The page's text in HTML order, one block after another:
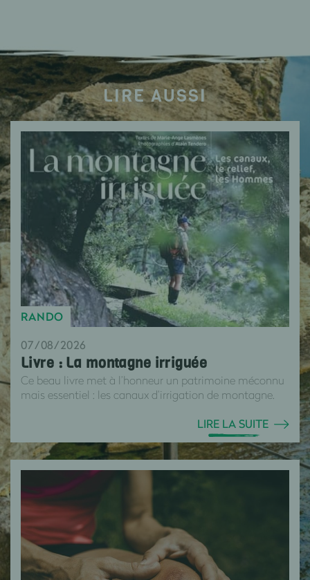
LIRE AUSSI
RANDO
07/08/2026
Livre : La montagne irriguée
Ce beau livre met à l’honneur un patrimoine méconnu
mais essentiel : les canaux d’irrigation de montagne.
LIRE LA SUITE